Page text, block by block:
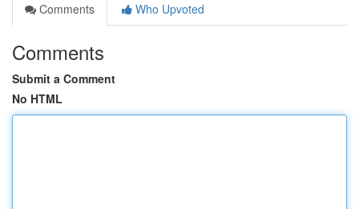
Comments
Who Upvoted
Comments
Submit a Comment
No HTML